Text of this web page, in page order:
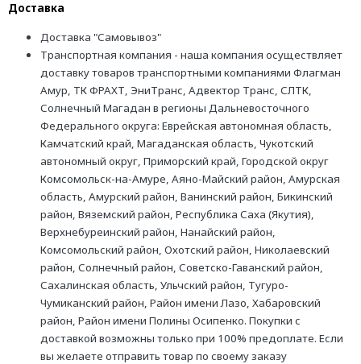
Доставка
Доставка "Самовывоз"
Транспортная компания - наша компания осуществляет
доставку товаров транспортными компаниями Флагман
Амур, ТК ФРАХТ, ЭниТранс, Адвектор Транс, СЛТК,
Солнечный Магадан в регионы Дальневосточного
Федерального округа: Еврейская автономная область,
Камчатский край, Магаданская область, Чукотский
автономный округ, Приморский край, Городской округ
Комсомольск-на-Амуре, Аяно-Майский район, Амурская
область, Амурский район, Ванинский район, Бикинский
район, Вяземский район, Республика Саха (Якутия),
Верхнебуреинский район, Нанайский район,
Комсомольский район, Охотский район, Николаевский
район, Солнечный район, Советско-Гаванский район,
Сахалинская область, Ульчский район, Тугуро-
Чумиканский район, Район имени Лазо, Хабаровский
район, Район имени Полины Осипенко. Покупки с
доставкой возможны только при 100% предоплате. Если
вы желаете отправить товар по своему заказу